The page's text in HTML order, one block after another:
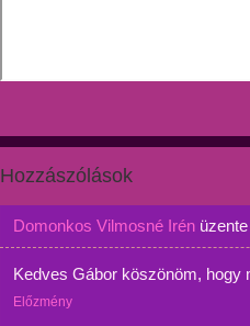
Hozzászólások
Domonkos Vilmosné Irén
Kedves Gábor köszönöm, hogy
Előzmény